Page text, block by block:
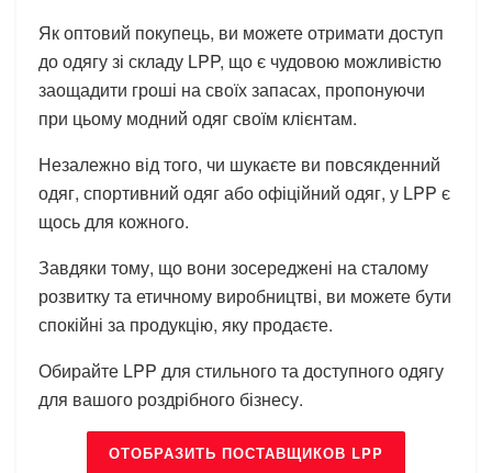
Як оптовий покупець, ви можете отримати доступ
до одягу зі складу LPP, що є чудовою можливістю
заощадити гроші на своїх запасах, пропонуючи
при цьому модний одяг своїм клієнтам.
Незалежно від того, чи шукаєте ви повсякденний
одяг, спортивний одяг або офіційний одяг, у LPP є
щось для кожного.
Завдяки тому, що вони зосереджені на сталому
розвитку та етичному виробництві, ви можете бути
спокійні за продукцію, яку продаєте.
Обирайте LPP для стильного та доступного одягу
для вашого роздрібного бізнесу.
ОТОБРАЗИТЬ ПОСТАВЩИКОВ LPP